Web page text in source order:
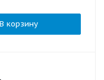
В корзину